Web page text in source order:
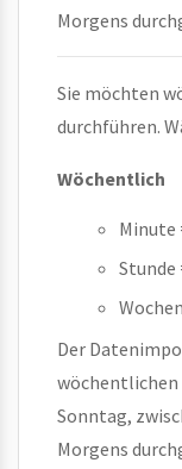
Morgens
Sie möchten
durchführen.
Wöchentlich
Minute
Stunde
Der
Sonntag,
Morgens